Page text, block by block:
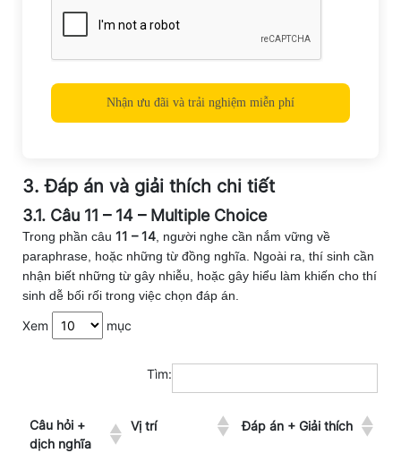
3. Đáp án và giải thích chi tiết
3.1. Câu 11 – 14 – Multiple Choice
Trong phần câu 11 – 14 , người nghe cần nắm vững về
paraphrase, hoặc những từ đồng nghĩa. Ngoài ra, thí sinh cần
nhận biết những từ gây nhiễu, hoặc gây hiểu làm khiến cho thí
sinh dễ bối rối trong việc chọn đáp án.
Xem mục
Tìm:
Câu hỏi +
dịch nghĩa
Vị trí Đáp án + Giải thích